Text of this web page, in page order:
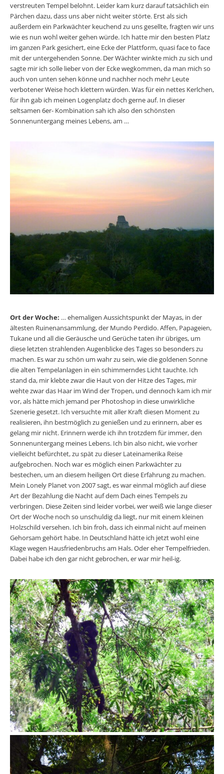
verstreuten Tempel belohnt. Leider kam kurz darauf tatsächlich ein
Pärchen dazu, dass uns aber nicht weiter störte. Erst als sich
außerdem ein Parkwächter keuchend zu uns gesellte, fragten wir uns
wie es nun wohl weiter gehen würde. Ich hatte mir den besten Platz
im ganzen Park gesichert, eine Ecke der Plattform, quasi face to face
mit der untergehenden Sonne. Der Wächter winkte mich zu sich und
sagte mir ich solle lieber von der Ecke wegkommen, da man mich so
auch von unten sehen könne und nachher noch mehr Leute
verbotener Weise hoch klettern würden. Was für ein nettes Kerlchen,
für ihn gab ich meinen Logenplatz doch gerne auf. In dieser
seltsamen 6er- Kombination sah ich also den schönsten
Sonnenuntergang meines Lebens, am …
Ort der Woche: … ehemaligen Aussichtspunkt der Mayas, in der
ältesten Ruinenansammlung, der Mundo Perdido. Affen, Papageien,
Tukane und all die Geräusche und Gerüche taten ihr übriges, um
diese letzten strahlenden Augenblicke des Tages so besonders zu
machen. Es war zu schön um wahr zu sein, wie die goldenen Sonne
die alten Tempelanlagen in ein schimmerndes Licht tauchte. Ich
stand da, mir klebte zwar die Haut von der Hitze des Tages, mir
wehte zwar das Haar im Wind der Tropen, und dennoch kam ich mir
vor, als hätte mich jemand per Photoshop in diese unwirkliche
Szenerie gesetzt. Ich versuchte mit aller Kraft diesen Moment zu
realisieren, ihn bestmöglich zu genießen und zu erinnern, aber es
gelang mir nicht. Erinnern werde ich ihn trotzdem für immer, den
Sonnenuntergang meines Lebens. Ich bin also nicht, wie vorher
vielleicht befürchtet, zu spät zu dieser Lateinamerika Reise
aufgebrochen. Noch war es möglich einen Parkwächter zu
bestechen, um an diesem heiligen Ort diese Erfahrung zu machen.
Mein Lonely Planet von 2007 sagt, es war einmal möglich auf diese
Art der Bezahlung die Nacht auf dem Dach eines Tempels zu
verbringen. Diese Zeiten sind leider vorbei, wer weiß wie lange dieser
Ort der Woche noch so unschuldig da liegt, nur mit einem kleinen
Holzschild versehen. Ich bin froh, dass ich einmal nicht auf meinen
Gehorsam gehört habe. In Deutschland hätte ich jetzt wohl eine
Klage wegen Hausfriedenbruchs am Hals. Oder eher Tempelfrieden.
Dabei habe ich den gar nicht gebrochen, er war mir heil-ig.